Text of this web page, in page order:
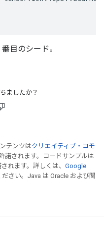
目のシード。
ましたか？
テンツはクリエイティブ・コモ
諾されます。コードサンプルは
れます。詳しくは、 Google
ださい。Java は Oracle および関